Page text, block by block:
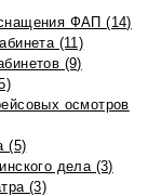
ФАП (14)
(11)
(9)
осмотров
(5)
дела (3)
(3)